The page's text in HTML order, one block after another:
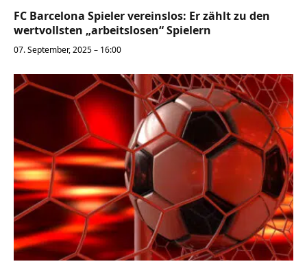
FC Barcelona Spieler vereinslos: Er zählt zu den
wertvollsten „arbeitslosen“ Spielern
07. September, 2025 – 16:00